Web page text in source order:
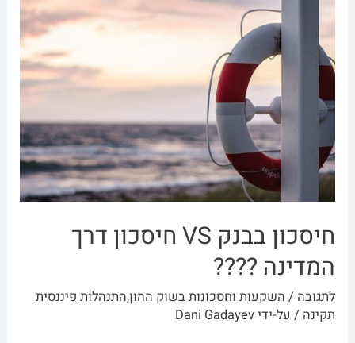
חיסכון בבנק VS חיסכון דרך
המדינה ????
לתגובה / השקעות וחסכונות בשוק ההון,התנהלות פיננסית
תקינה / על-ידיDani Gadayev